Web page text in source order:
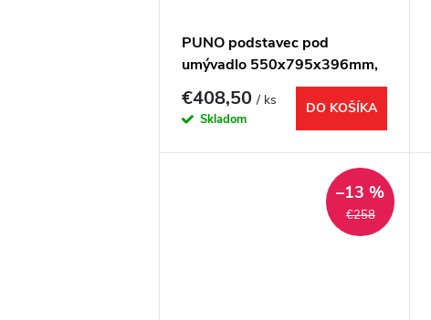
PUNO podstavec pod
umývadlo 550x795x396mm,
zlato mat
€408,50/ ks
Skladom
DO KOŠÍKA
€258
–13 %